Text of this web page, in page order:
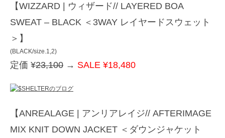
【WIZZARD | ウィザード// LAYERED BOA
SWEAT – BLACK ＜3WAY レイヤードスウェット
＞】
(BLACK/size.1,2)
定価 ¥23,100 → SALE ¥18,480
【ANREALAGE | アンリアレイジ// AFTERIMAGE
MIX KNIT DOWN JACKET ＜ダウンジャケット